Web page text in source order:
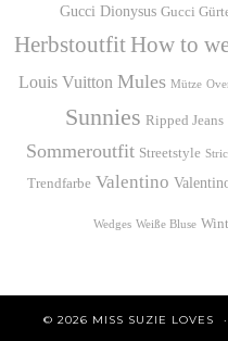
Gucci Dionysus Gucci
Herbstoutfit How to
Louis Vuitton Mules Mütze
Sunnies Ripped Jeans
Sommeroutfit Streetstyle
Trendfarbe Valentino
Wedges Weiße Bluse
© 2026 MISS SUZIE LOVES